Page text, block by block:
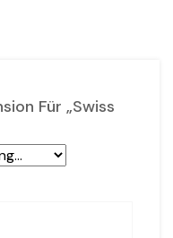
Für „Swiss